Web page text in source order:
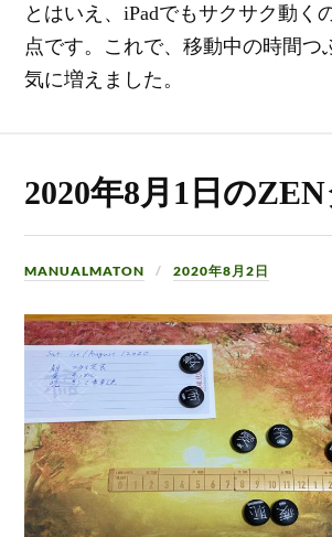
とはいえ、iPadでもサクサク動く
点です。これで、移動中の時間つ
気に増えました。
2020年8月1日のZEN
MANUALMATON 2020年8月2日